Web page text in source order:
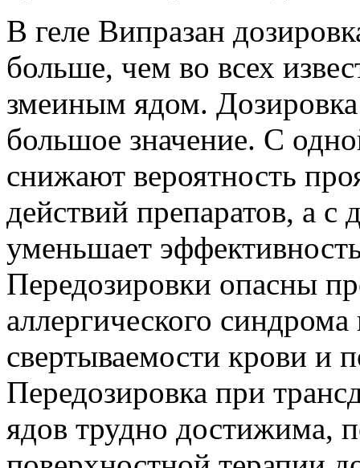
В геле Випразан
больше, чем во всех
змеиным ядом. Дозировка
большое значение. С
снижают вероятность
действий препаратов, а
уменьшает
Передозировки опасны
аллергического
свертываемости крови и
Передозировка при
ядов трудно достижима,